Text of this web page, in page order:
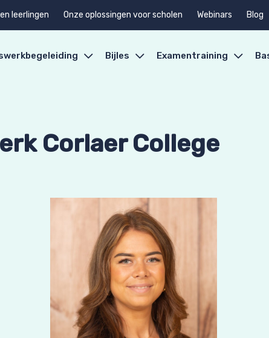
leerlingen Onze oplossingen voor scholen Webinars Blog
Bijles Examentraining
Corlaer College